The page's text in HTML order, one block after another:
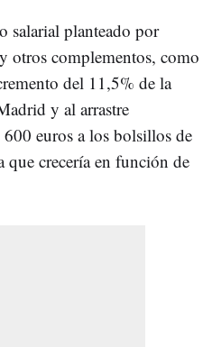
salarial planteado por
otros complementos, como
del 11,5% de la
y al arrastre
euros a los bolsillos de
que crecería en función de